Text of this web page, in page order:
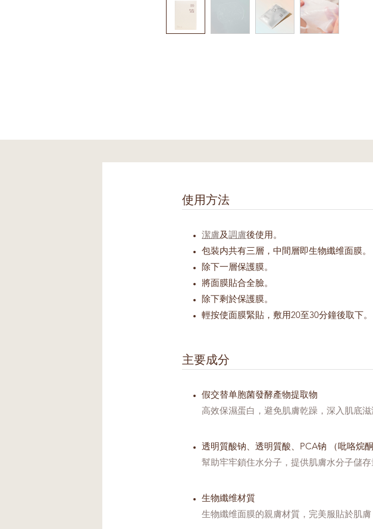
使用方法
潔膚及調膚後使用。
包裝内共有三層，中間層即生物纖维面膜。
除下一層保護膜。
將面膜貼合全臉。
除下剩於保護膜。
輕按使面膜緊貼，敷用20至30分鐘後取下。
主要成分
假交替单胞菌發酵產物提取物
高效保濕蛋白，避免肌膚乾躁，深入肌底滋
透明質酸钠、透明質酸、PCA钠 （吡咯烷酮
幫助牢牢鎖住水分子，提供肌膚水分子儲存
生物纖维材質
生物纖维面膜的親膚材質，完美服貼於肌